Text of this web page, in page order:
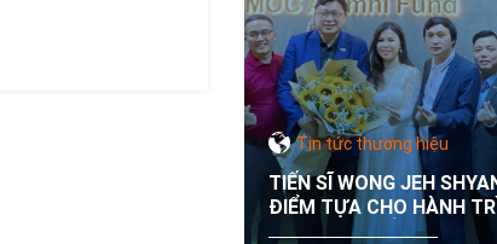
Tin tức thương hiệu
TIẾN SĨ WONG JEH
ĐIỂM TỰA CHO HÀNH
TIẾN BƯỚC CỦA